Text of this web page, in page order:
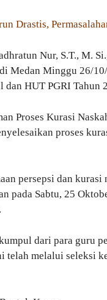
Drastis,
Nur, S.T., M.
Medan Minggu 26/
HUT PGRI Tahun
Proses Kurasi
proses
persepsi dan
pada Sabtu, 25
dari para guru
telah melalui seleksi